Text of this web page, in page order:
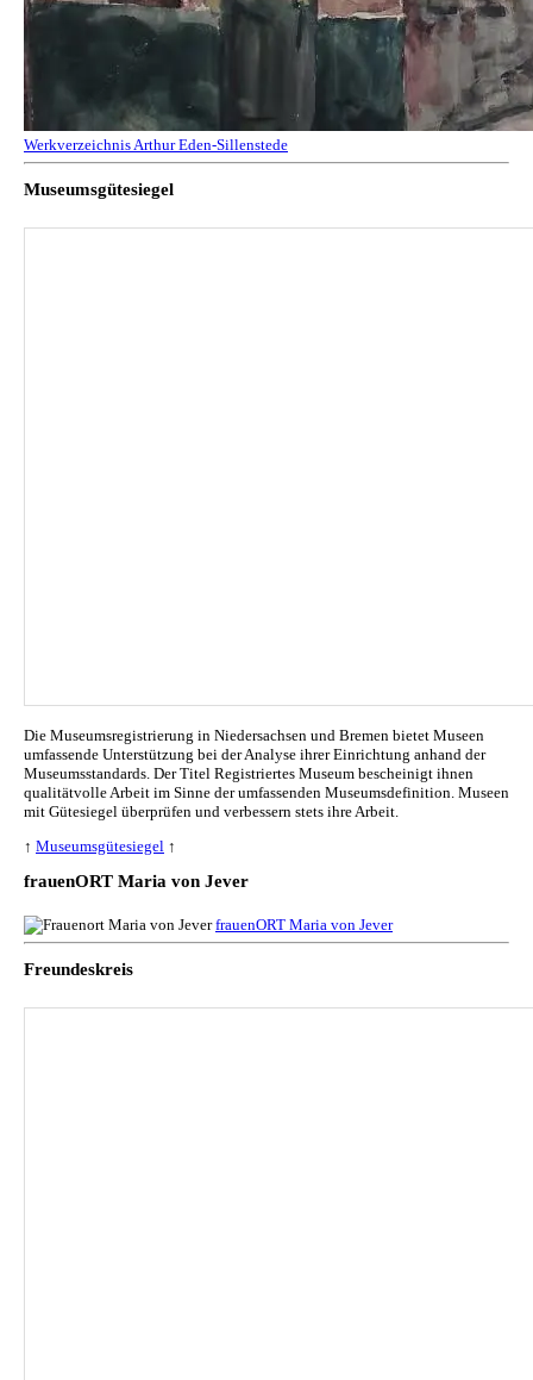
Werkverzeichnis Arthur Eden-Sillenstede
Museumsgütesiegel
Die Museumsregistrierung in Niedersachsen und Bremen bietet Museen
umfassende Unterstützung bei der Analyse ihrer Einrichtung anhand der
Museumsstandards. Der Titel Registriertes Museum bescheinigt ihnen
qualitätvolle Arbeit im Sinne der umfassenden Museumsdefinition. Museen
mit Gütesiegel überprüfen und verbessern stets ihre Arbeit.
↑ Museumsgütesiegel ↑
frauenORT Maria von Jever
frauenORT Maria von Jever
Freundeskreis